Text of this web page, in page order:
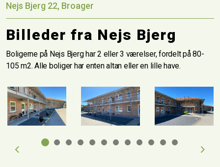
Nejs Bjerg 22, Broager
Billeder fra Nejs Bjerg
Boligerne på Nejs Bjerg har 2 eller 3 værelser, fordelt på 80-
105 m2. Alle boliger har enten altan eller en lille have.
Previous